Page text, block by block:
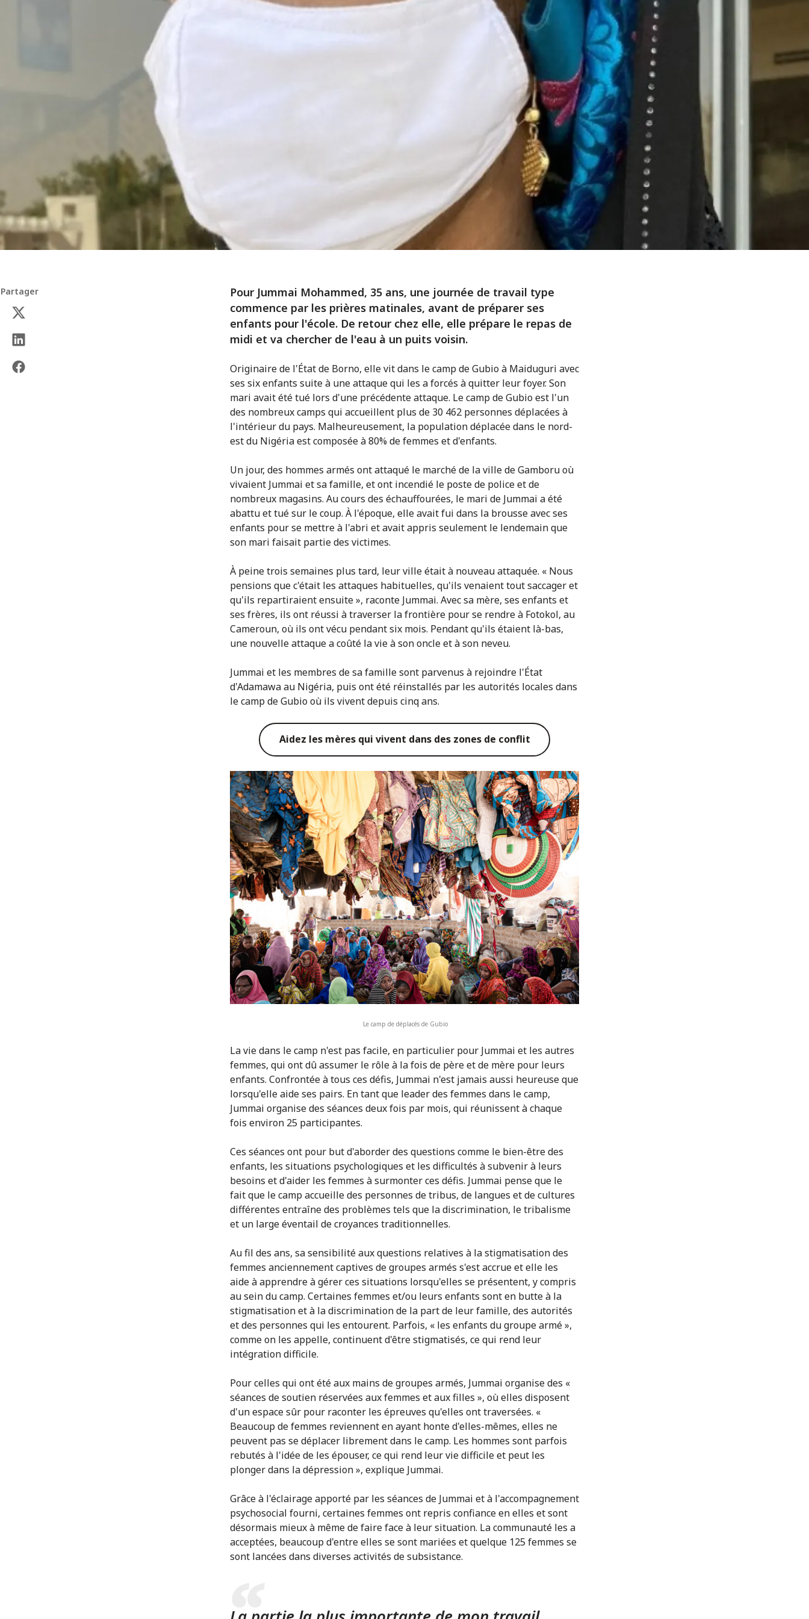
Partager
Pour Jummai Mohammed, 35 ans, une journée de travail type
commence par les prières matinales, avant de préparer ses
enfants pour l'école. De retour chez elle, elle prépare le repas de
midi et va chercher de l'eau à un puits voisin.
Originaire de l'État de Borno, elle vit dans le camp de Gubio à Maiduguri avec
ses six enfants suite à une attaque qui les a forcés à quitter leur foyer. Son
mari avait été tué lors d'une précédente attaque. Le camp de Gubio est l'un
des nombreux camps qui accueillent plus de 30 462 personnes déplacées à
l'intérieur du pays. Malheureusement, la population déplacée dans le nord-
est du Nigéria est composée à 80% de femmes et d'enfants.
Un jour, des hommes armés ont attaqué le marché de la ville de Gamboru où
vivaient Jummai et sa famille, et ont incendié le poste de police et de
nombreux magasins. Au cours des échauffourées, le mari de Jummai a été
abattu et tué sur le coup. À l'époque, elle avait fui dans la brousse avec ses
enfants pour se mettre à l'abri et avait appris seulement le lendemain que
son mari faisait partie des victimes.
À peine trois semaines plus tard, leur ville était à nouveau attaquée. « Nous
pensions que c'était les attaques habituelles, qu'ils venaient tout saccager et
qu'ils repartiraient ensuite », raconte Jummai. Avec sa mère, ses enfants et
ses frères, ils ont réussi à traverser la frontière pour se rendre à Fotokol, au
Cameroun, où ils ont vécu pendant six mois. Pendant qu'ils étaient là-bas,
une nouvelle attaque a coûté la vie à son oncle et à son neveu.
Jummai et les membres de sa famille sont parvenus à rejoindre l'État
d'Adamawa au Nigéria, puis ont été réinstallés par les autorités locales dans
le camp de Gubio où ils vivent depuis cinq ans.
Aidez les mères qui vivent dans des zones de conflit
Le camp de déplacés de Gubio
La vie dans le camp n'est pas facile, en particulier pour Jummai et les autres
femmes, qui ont dû assumer le rôle à la fois de père et de mère pour leurs
enfants. Confrontée à tous ces défis, Jummai n'est jamais aussi heureuse que
lorsqu'elle aide ses pairs. En tant que leader des femmes dans le camp,
Jummai organise des séances deux fois par mois, qui réunissent à chaque
fois environ 25 participantes.
Ces séances ont pour but d'aborder des questions comme le bien-être des
enfants, les situations psychologiques et les difficultés à subvenir à leurs
besoins et d'aider les femmes à surmonter ces défis. Jummai pense que le
fait que le camp accueille des personnes de tribus, de langues et de cultures
différentes entraîne des problèmes tels que la discrimination, le tribalisme
et un large éventail de croyances traditionnelles.
Au fil des ans, sa sensibilité aux questions relatives à la stigmatisation des
femmes anciennement captives de groupes armés s'est accrue et elle les
aide à apprendre à gérer ces situations lorsqu'elles se présentent, y compris
au sein du camp. Certaines femmes et/ou leurs enfants sont en butte à la
stigmatisation et à la discrimination de la part de leur famille, des autorités
et des personnes qui les entourent. Parfois, « les enfants du groupe armé »,
comme on les appelle, continuent d'être stigmatisés, ce qui rend leur
intégration difficile.
Pour celles qui ont été aux mains de groupes armés, Jummai organise des «
séances de soutien réservées aux femmes et aux filles », où elles disposent
d'un espace sûr pour raconter les épreuves qu'elles ont traversées. «
Beaucoup de femmes reviennent en ayant honte d'elles-mêmes, elles ne
peuvent pas se déplacer librement dans le camp. Les hommes sont parfois
rebutés à l'idée de les épouser, ce qui rend leur vie difficile et peut les
plonger dans la dépression », explique Jummai.
Grâce à l'éclairage apporté par les séances de Jummai et à l'accompagnement
psychosocial fourni, certaines femmes ont repris confiance en elles et sont
désormais mieux à même de faire face à leur situation. La communauté les a
acceptées, beaucoup d'entre elles se sont mariées et quelque 125 femmes se
sont lancées dans diverses activités de subsistance.